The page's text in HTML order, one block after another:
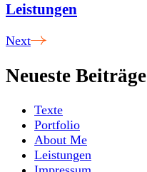
Leistungen
Next
Neueste Beiträge
Texte
Portfolio
About Me
Leistungen